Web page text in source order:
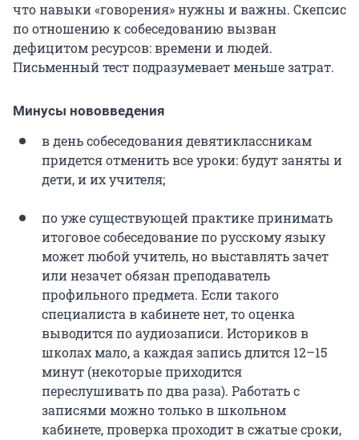
что навыки «говорения» нужны и важны. Скепсис
по отношению к собеседованию вызван
дефицитом ресурсов: времени и людей.
Письменный тест подразумевает меньше затрат.
Минусы нововведения
в день собеседования девятиклассникам
придется отменить все уроки: будут заняты и
дети, и их учителя;
по уже существующей практике принимать
итоговое собеседование по русскому языку
может любой учитель, но выставлять зачет
или незачет обязан преподаватель
профильного предмета. Если такого
специалиста в кабинете нет, то оценка
выводится по аудиозаписи. Историков в
школах мало, а каждая запись длится 12–15
минут (некоторые приходится
переслушивать по два раза). Работать с
записями можно только в школьном
кабинете, проверка проходит в сжатые сроки,